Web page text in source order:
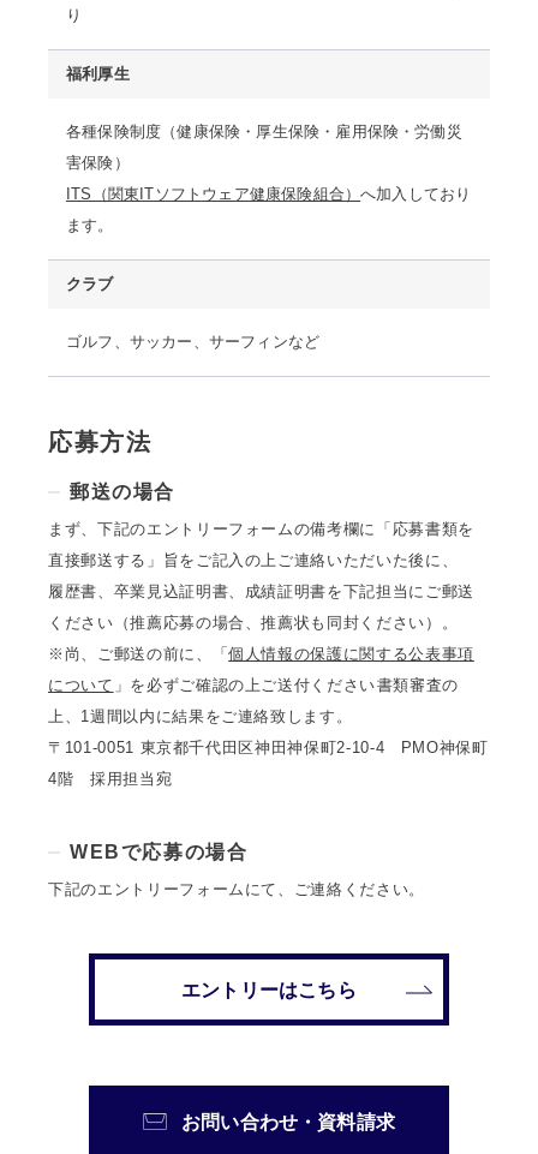
り
福利厚生
各種保険制度（健康保険・厚生保険・雇用保険・労働災
害保険）
ITS（関東ITソフトウェア健康保険組合）へ加入しており
ます。
クラブ
ゴルフ、サッカー、サーフィンなど
応募方法
郵送の場合
まず、下記のエントリーフォームの備考欄に「応募書類を
直接郵送する」旨をご記入の上ご連絡いただいた後に、
履歴書、卒業見込証明書、成績証明書を下記担当にご郵送
ください（推薦応募の場合、推薦状も同封ください）。
※尚、ご郵送の前に、「個人情報の保護に関する公表事項
について 」を必ずご確認の上ご送付ください 書類審査の
上、1週間以内に結果をご連絡致します。
〒101-0051 東京都千代田区神田神保町2-10-4 PMO神保町
4階 採用担当宛
WEBで応募の場合
下記のエントリーフォームにて、ご連絡ください。
エントリーはこちら
お問い合わせ・資料請求